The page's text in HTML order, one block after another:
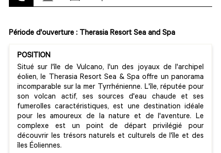
Période d'ouverture : Therasia Resort Sea and Spa
POSITION
Situé sur l'île de Vulcano, l'un des joyaux de l'archipel
éolien, le Therasia Resort Sea & Spa offre un panorama
incomparable sur la mer Tyrrhénienne. L'île, réputée pour
son volcan actif, ses sources d'eau chaude et ses
fumerolles caractéristiques, est une destination idéale
pour les amoureux de la nature et de l'aventure. Le
complexe est un point de départ privilégié pour
découvrir les trésors naturels et culturels de l'île et des
îles Éoliennes.